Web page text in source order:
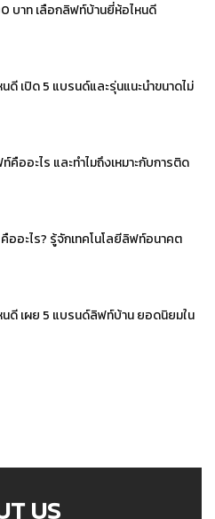
บาท เลือกลิฟท์บ้านยี่ห้อไหนดี
ดี เปิด 5 แบรนด์และรุ่นแนะนำขนาดไม่
ออะไร และทำไมถึงเหมาะกับการติด
อะไร? รู้จักเทคโนโลยีลิฟท์อนาคต
ดี เผย 5 แบรนด์ลิฟท์บ้าน ยอดนิยมใน
US